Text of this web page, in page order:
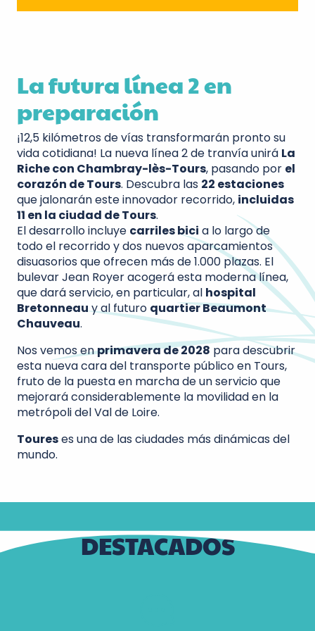
La futura línea 2 en
preparación
¡12,5 kilómetros de vías transformarán pronto su
vida cotidiana! La nueva línea 2 de tranvía unirá La
Riche con Chambray-lès-Tours, pasando por el
corazón de Tours. Descubra las 22 estaciones
que jalonarán este innovador recorrido, incluidas
11 en la ciudad de Tours.
El desarrollo incluye carriles bici a lo largo de
todo el recorrido y dos nuevos aparcamientos
disuasorios que ofrecen más de 1.000 plazas. El
bulevar Jean Royer acogerá esta moderna línea,
que dará servicio, en particular, al hospital
Bretonneauy al futuro quartier Beaumont
Chauveau.
Nos vemos enprimavera de 2028 para descubrir
esta nueva cara del transporte público en Tours,
fruto de la puesta en marcha de un servicio que
mejorará considerablemente la movilidad en la
metrópoli del Val de Loire.
Toureses una de las ciudades más dinámicas del
mundo.
DESTACADOS